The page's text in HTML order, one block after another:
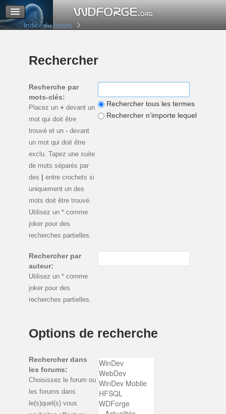
M’enregistrer
Connexion
Index du forum
Rechercher
Recherche par
mots-clés:
Placez un + devant un
mot qui doit être
trouvé et un -devant
un mot qui doit être
exclu. Tapez une suite
de mots séparés par
des
entre crochets si
uniquement un des
mots doit être trouvé.
Utilisez un * comme
joker pour des
recherches partielles.
Rechercher tous les termes
Rechercher n’importe lequel de ces
Rechercher par
auteur:
Utilisez un * comme
joker pour des
recherches partielles.
Options de recherche
Rechercher dans
les forums:
Choisissez le forum ou
les forums dans
le(s)quel(s) vous